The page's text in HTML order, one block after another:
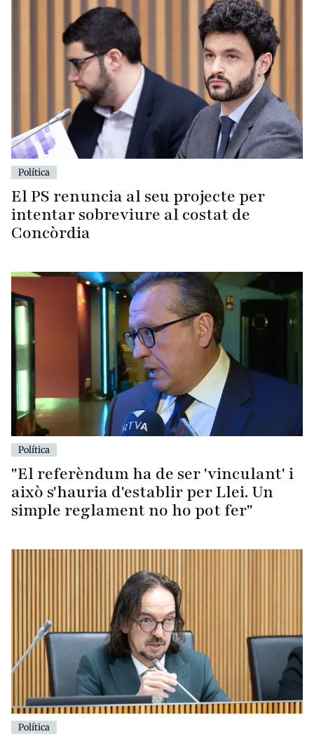
Política
El PS renuncia al seu projecte per
intentar sobreviure al costat de
Concòrdia
Política
"El referèndum ha de ser 'vinculant' i
això s'hauria d'establir per Llei. Un
simple reglament no ho pot fer"
Política